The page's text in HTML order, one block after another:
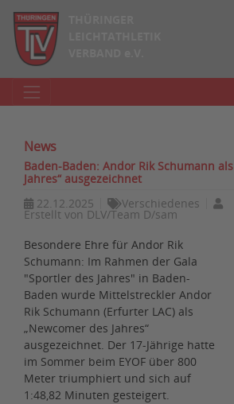
News
Baden-Baden: Andor Rik Schumann
Jahres“ ausgezeichnet
22.12.2025
Verschiedenes
Erstellt von DLV/Team D/sam
Besondere Ehre für Andor Rik
Schumann: Im Rahmen der Gala
"Sportler des Jahres" in Baden-
Baden wurde Mittelstreckler Andor
Rik Schumann (Erfurter LAC) als
„Newcomer des Jahres“
ausgezeichnet. Der 17-Jährige hatte
im Sommer beim EYOF über 800
Meter triumphiert und sich auf
1:48,82 Minuten gesteigert.